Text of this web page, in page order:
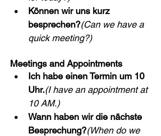
Können wir uns kurz
besprechen?(Can we have a
quick meeting?)
Meetings and Appointments
Ich habe einen Termin um 10
Uhr.(I have an appointment at
10 AM.)
Wann haben wir die nächste
Besprechung?(When do we